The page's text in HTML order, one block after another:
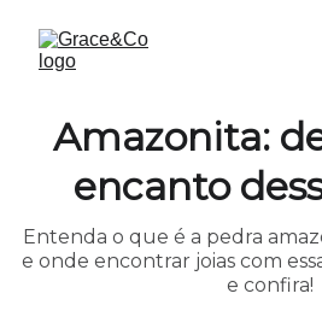
Amazonita:
encanto
Entenda o que é a pedra
e onde encontrar joias com
e confira!